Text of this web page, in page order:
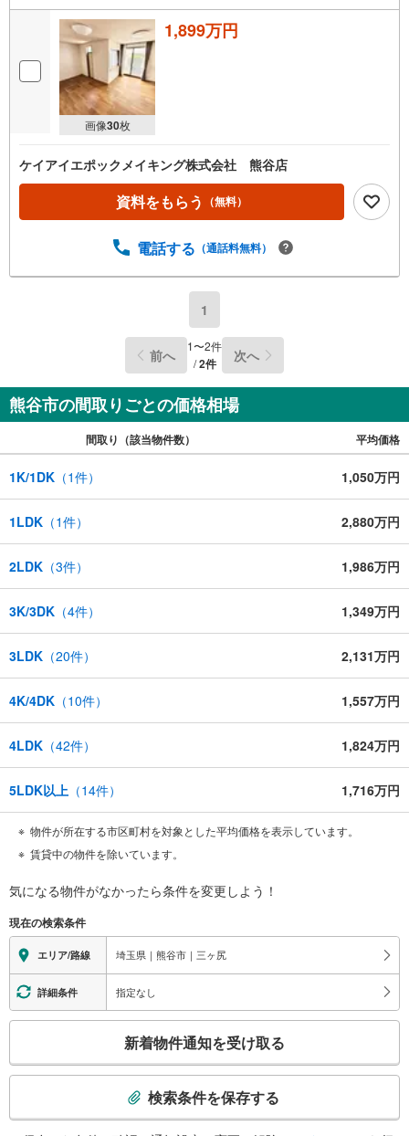
画像30枚
1,899万円
ケイアイエポックメイキング株式会社 熊谷店
資料をもらう （無料）
電話する （通話料無料）
1
前へ 1〜2件
/2件 次へ
熊谷市の間取りごとの価格相場
間取り（該当物件数） 平均価格
1K/1DK （1件） 1,050万円
1LDK （1件） 2,880万円
2LDK （3件） 1,986万円
3K/3DK （4件） 1,349万円
3LDK （20件） 2,131万円
4K/4DK （10件） 1,557万円
4LDK （42件） 1,824万円
5LDK以上 （14件） 1,716万円
物件が所在する市区町村を対象とした平均価格を表示しています。
賃貸中の物件を除いています。
気になる物件がなかったら条件を変更しよう！
現在の検索条件
エリア/路線 埼玉県｜熊谷市｜三ヶ尻
詳細条件 指定なし
検
新着物件通知を受け取る
検索条件を保存する